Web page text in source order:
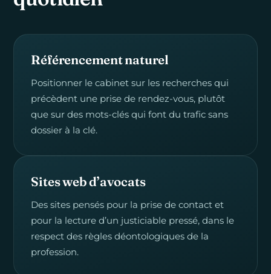
Référencement naturel
Positionner le cabinet sur les recherches qui
précèdent une prise de rendez-vous, plutôt
que sur des mots-clés qui font du trafic sans
dossier à la clé.
Sites web d’avocats
Des sites pensés pour la prise de contact et
pour la lecture d’un justiciable pressé, dans le
respect des règles déontologiques de la
profession.